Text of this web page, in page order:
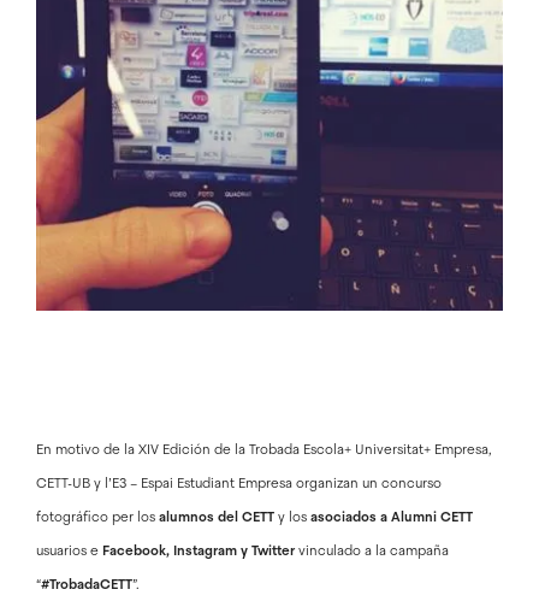
En motivo de la XIV Edición de la Trobada Escola+ Universitat+ Empresa,
CETT-UB y l’E3 – Espai Estudiant Empresa organizan un concurso
fotográfico per los alumnos del CETT y los asociados a Alumni CETT
usuarios e Facebook, Instagram y Twitter vinculado a la campaña
“#TrobadaCETT”.